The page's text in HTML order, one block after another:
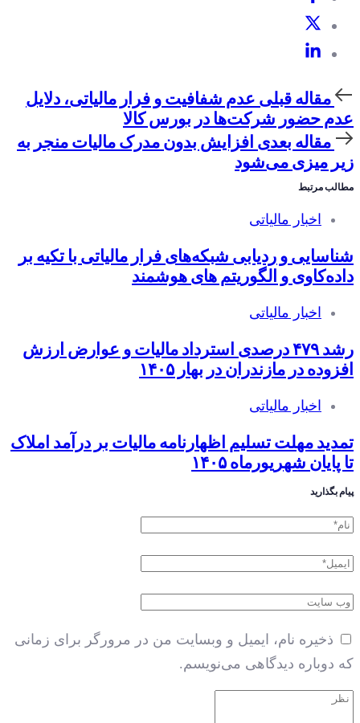
مقاله
قبلی
مقاله قبلی عدم شفافیت و فرار مالیاتی، دلایل
عدم حضور شرکت‌ها در بورس کالا
مقاله
بعدی
مقاله بعدی افزایش بدون مدرک مالیات منجر به
زیر میزی می‌شود
مطالب مرتبط
اخبار مالیاتی
شناسایی و ردیابی شبکه‌های فرار مالیاتی با تکیه بر
داده‌کاوی و الگوریتم های هوشمند
اخبار مالیاتی
رشد ۴۷۹ درصدی استرداد مالیات و عوارض ارزش
افزوده در مازندران در بهار ۱۴۰۵
اخبار مالیاتی
تمدید مهلت تسلیم اظهارنامه مالیات بر درآمد املاک
تا پایان شهریورماه ۱۴۰۵
پیام بگذارید
ذخیره نام، ایمیل و وبسایت من در مرورگر برای زمانی
که دوباره دیدگاهی می‌نویسم.